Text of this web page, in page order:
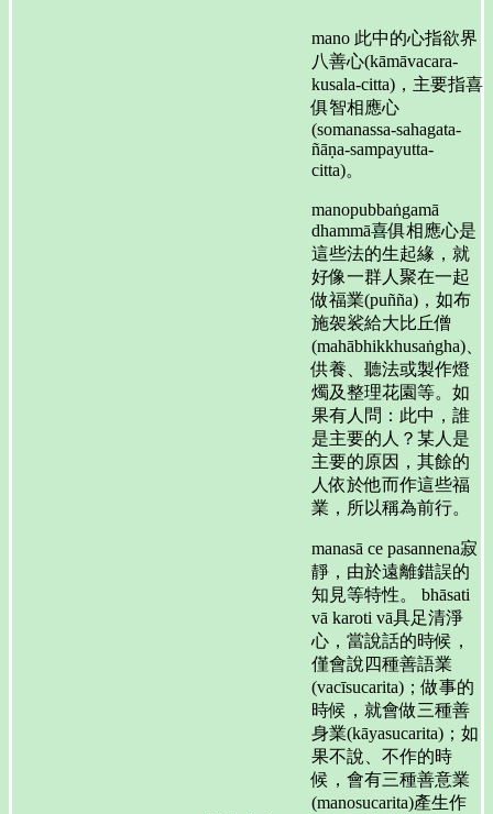
mano 此中的心指欲界
八善心(kāmāvacara-
kusala-citta)，主要指喜
俱智相應心
(somanassa-sahagata-
ñāṇa-sampayutta-
citta)。
manopubbaṅgamā
dhammā喜俱相應心是
這些法的生起緣，就
好像一群人聚在一起
做福業(puñña)，如布
施袈裟給大比丘僧
(mahābhikkhusaṅgha)、
供養、聽法或製作燈
燭及整理花園等。如
果有人問：此中，誰
是主要的人？某人是
主要的原因，其餘的
人依於他而作這些福
業，所以稱為前行。
manasā ce pasannena寂
靜，由於遠離錯誤的
知見等特性。 bhāsati
vā karoti vā具足清淨
心，當說話的時候，
僅會說四種善語業
(vacīsucarita)；做事的
時候，就會做三種善
身業(kāyasucarita)；如
果不說、不作的時
候，會有三種善意業
(manosucarita)產生作